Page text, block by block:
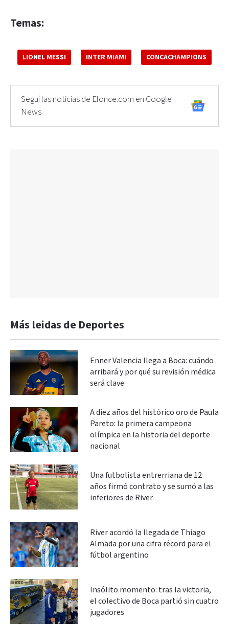
Temas:
LIONEL MESSI INTER MIAMI CONCACHAMPIONS
Seguí las noticias de Elonce.com en Google
News
Más leidas de Deportes
Enner Valencia llega a Boca: cuándo
arribará y por qué su revisión médica
será clave
A diez años del histórico oro de Paula
Pareto: la primera campeona
olímpica en la historia del deporte
nacional
Una futbolista entrerriana de 12
años firmó contrato y se sumó a las
inferiores de River
River acordó la llegada de Thiago
Almada por una cifra récord para el
fútbol argentino
Insólito momento: tras la victoria,
el colectivo de Boca partió sin cuatro
jugadores